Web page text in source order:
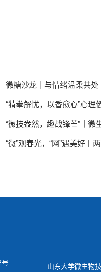
微糖沙龙｜与情绪温柔共处
“猜拳解忧，以香愈心”心理
“微”观春光，“网”遇美好丨
号
山东大学微生物